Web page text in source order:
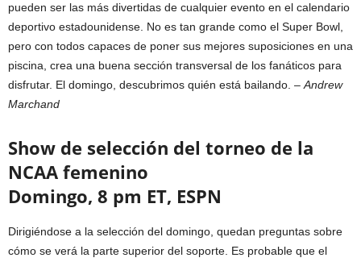
pueden ser las más divertidas de cualquier evento en el calendario
deportivo estadounidense. No es tan grande como el Super Bowl,
pero con todos capaces de poner sus mejores suposiciones en una
piscina, crea una buena sección transversal de los fanáticos para
disfrutar. El domingo, descubrimos quién está bailando. – Andrew
Marchand
Show de selección del torneo de la
NCAA femenino
Domingo, 8 pm ET, ESPN
Dirigiéndose a la selección del domingo, quedan preguntas sobre
cómo se verá la parte superior del soporte. Es probable que el